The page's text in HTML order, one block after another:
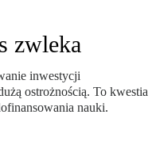
zwleka
inwestycji
ostrożnością. To kwestia
nauki.